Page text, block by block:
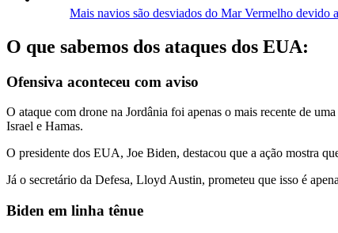
Mais navios são desviados do Mar Vermelho devido
O que sabemos dos ataques dos EUA:
Ofensiva aconteceu com aviso
O ataque com drone na Jordânia foi apenas o mais recente de
Israel e Hamas.
O presidente dos EUA, Joe Biden, destacou que a ação mostra
Já o secretário da Defesa, Lloyd Austin, prometeu que isso é
Biden em linha tênue